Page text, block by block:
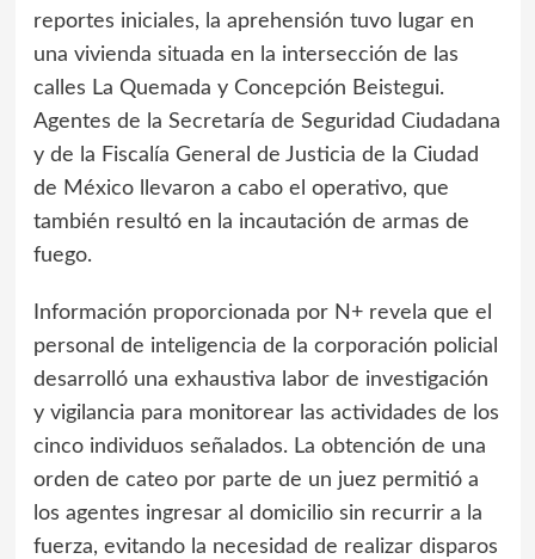
reportes iniciales, la aprehensión tuvo lugar en
una vivienda situada en la intersección de las
calles La Quemada y Concepción Beistegui.
Agentes de la Secretaría de Seguridad Ciudadana
y de la Fiscalía General de Justicia de la Ciudad
de México llevaron a cabo el operativo, que
también resultó en la incautación de armas de
fuego.
Información proporcionada por N+ revela que el
personal de inteligencia de la corporación policial
desarrolló una exhaustiva labor de investigación
y vigilancia para monitorear las actividades de los
cinco individuos señalados. La obtención de una
orden de cateo por parte de un juez permitió a
los agentes ingresar al domicilio sin recurrir a la
fuerza, evitando la necesidad de realizar disparos